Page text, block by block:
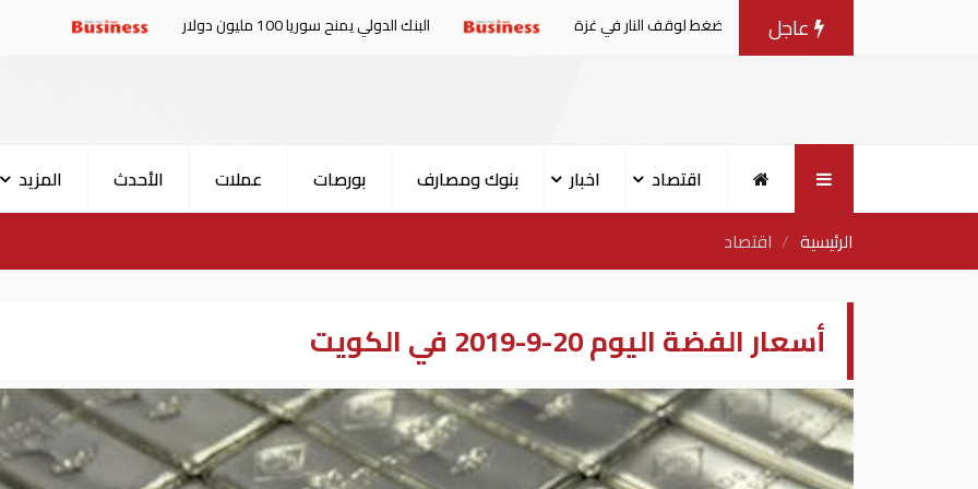
عاجل
إسرائيل.. وأمريكا تضغط لوقف النار في غزة البنك الدولي يمنح سوريا 100 مليون دولار الإمارات والبرلمان
اقتصاد اخبار بنوك ومصارف بورصات عملات الأحدث المزيد
الرئيسية
اقتصاد
أسعار الفضة اليوم 20-9-2019 في الكويت